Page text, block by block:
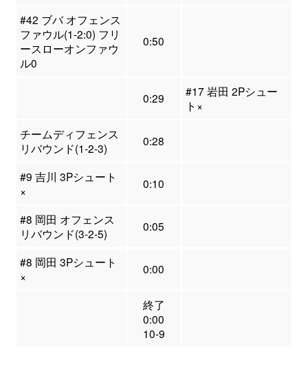
#42 ブバ オフェンス
ファウル(1-2:0) フリ
ースローオンファウ
ル0
0:50
0:29
#17 岩田 2Pシュー
ト×
チームディフェンス
リバウンド(1-2-3)
0:28
#9 吉川 3Pシュート
×
0:10
#8 岡田 オフェンス
リバウンド(3-2-5)
0:05
#8 岡田 3Pシュート
×
0:00
終了
0:00
10-9